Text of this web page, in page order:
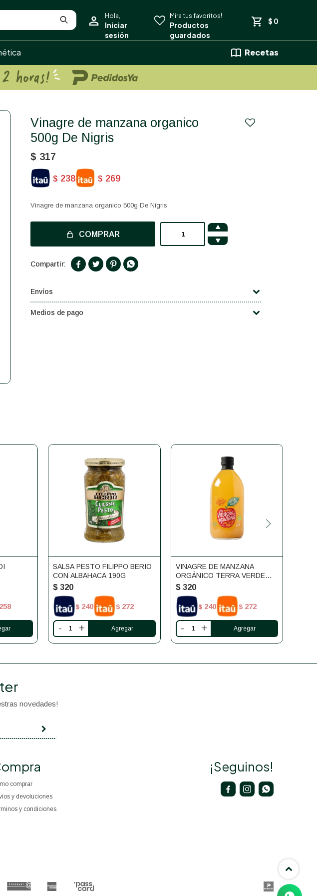
Recetas
$ 0
Vinagre de manzana organico
500g De Nigris
$ 317
$ 238 $ 269
Vinagre de manzana organico 500g De Nigris
COMPRAR


   
Envíos
Medios de pago
258
SALSA PESTO FILIPPO BERIO
CON ALBAHACA 190G
$ 320
$ 240 $ 272
- +
VINAGRE DE MANZANA
ORGÁNICO TERRA VERDE
500ML
$ 320
$ 240 $ 272
- +
comprar
y devoluciones
y condiciones
novedades!
¡Seguinos!
  